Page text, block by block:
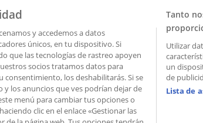
S.L.U. – Palau de Mar – 08039
y accedemos a datos
únicos, en tu dispositivo. Si
que las tecnologías de rastreo apoyen
socios tratamos datos para
consentimiento, los deshabilitarás. Si se
los anuncios que ves podrían dejar de
menú para cambiar tus opciones o
clic en el enlace «Gestionar las
Tanto
Utilizar
un
de
Lista de